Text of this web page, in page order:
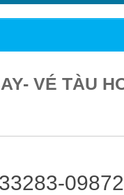
VÉ TÀU